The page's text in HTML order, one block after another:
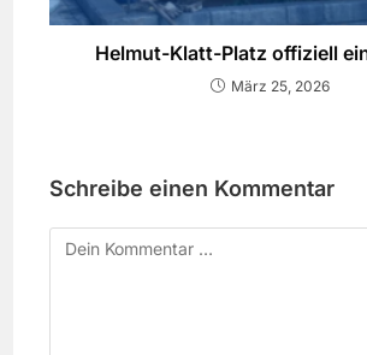
Helmut-Klatt-Platz offiziell
März 25, 2026
Schreibe einen Kommentar